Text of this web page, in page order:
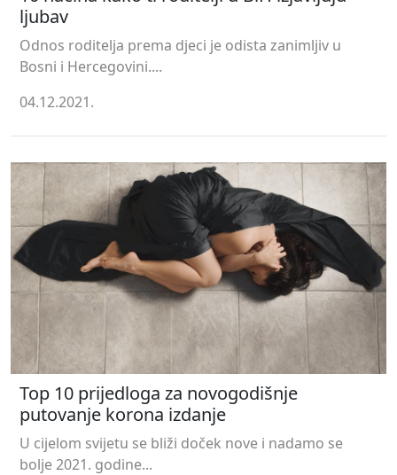
ljubav
Odnos roditelja prema djeci je odista zanimljiv u
Bosni i Hercegovini....
04.12.2021.
Top 10 prijedloga za novogodišnje
putovanje korona izdanje
U cijelom svijetu se bliži doček nove i nadamo se
bolje 2021. godine...